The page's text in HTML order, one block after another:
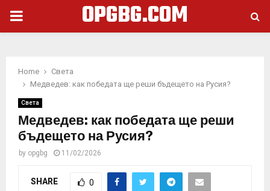
PRIMARY
OPGBG.COM
Home
Света
Медведев: как победата ще реши бъдещето на Русия?
Света
Медведев: как победата ще реши
бъдещето на Русия?
by opgbg 11/02/2026
SHARE 0